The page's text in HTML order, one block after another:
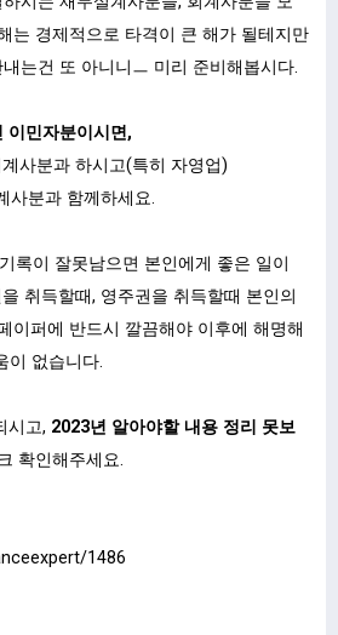
는 경제적으로 타격이 큰 해가 될테지만
는건 또 아니니ㅡ 미리 준비해봅시다.
이민자분이시면,
사분과 하시고(특히 자영업)
사분과 함께하세요.
록이 잘못남으면 본인에게 좋은 일이
취득할때, 영주권을 취득할때 본인의
이퍼에 반드시 깔끔해야 이후에 해명해
이 없습니다.
시고, 2023년 알아야할 내용 정리 못보
확인해주세요.
1486